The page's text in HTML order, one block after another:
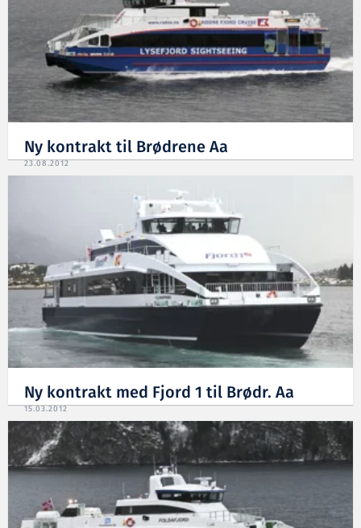
Ny kontrakt til Brødrene Aa
23.08.2012
Ny kontrakt med Fjord 1 til Brødr. Aa
15.03.2012